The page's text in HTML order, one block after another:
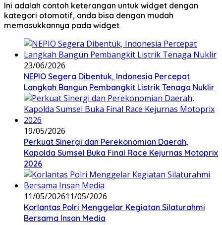
Ini adalah contoh keterangan untuk widget dengan
kategori otomotif, anda bisa dengan mudah
memasukkannya pada widget.
23/06/2026
NEPIO Segera Dibentuk, Indonesia Percepat
Langkah Bangun Pembangkit Listrik Tenaga Nuklir
19/05/2026
Perkuat Sinergi dan Perekonomian Daerah,
Kapolda Sumsel Buka Final Race Kejurnas Motoprix
2026
11/05/202611/05/2026
Korlantas Polri Menggelar Kegiatan Silaturahmi
Bersama Insan Media